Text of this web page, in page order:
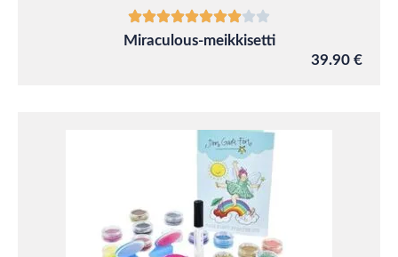
Miraculous-meikkisetti
39.90 €